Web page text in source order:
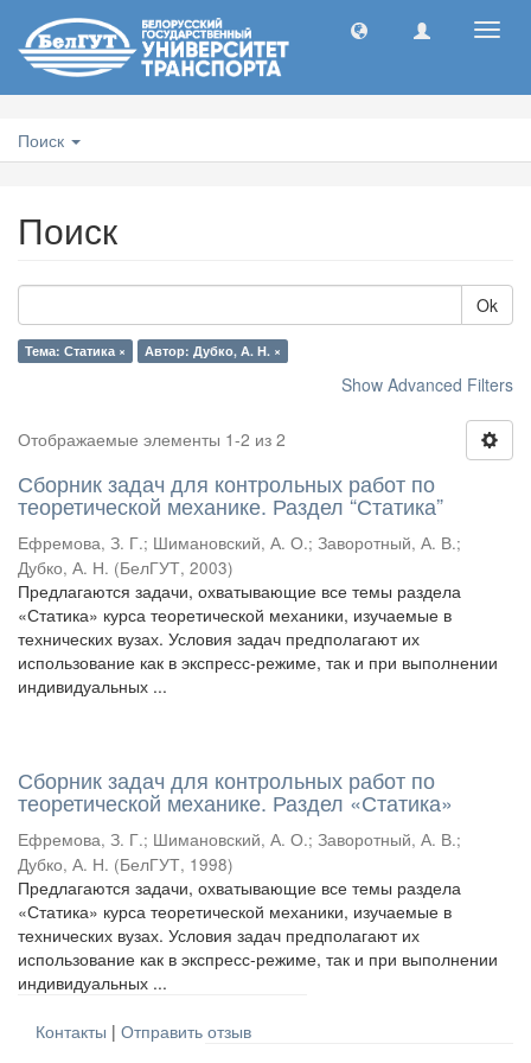
Поиск
Поиск
Ok
Тема: Статика × Автор: Дубко, А. Н. ×
Show Advanced Filters
Отображаемые элементы 1-2 из 2
Сборник задач для контрольных работ по
теоретической механике. Раздел “Статика”
Ефремова, З. Г.; Шимановский, А. О.; Заворотный, А. В.;
Дубко, А. Н. (БелГУТ, 2003)
Предлагаются задачи, охватывающие все темы раздела
«Статика» курса теоретической механики, изучаемые в
технических вузах. Условия задач предполагают их
использование как в экспресс-режиме, так и при выполнении
индивидуальных ...
Сборник задач для контрольных работ по
теоретической механике. Раздел «Статика»
Ефремова, З. Г.; Шимановский, А. О.; Заворотный, А. В.;
Дубко, А. Н. (БелГУТ, 1998)
Предлагаются задачи, охватывающие все темы раздела
«Статика» курса теоретической механики, изучаемые в
технических вузах. Условия задач предполагают их
использование как в экспресс-режиме, так и при выполнении
индивидуальных ...
Контакты | Отправить отзыв